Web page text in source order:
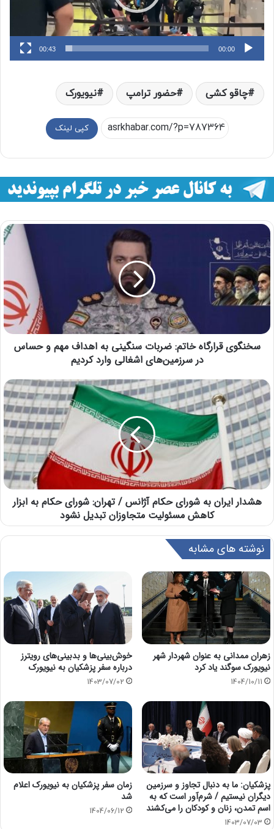
00:00
00:43
چاقو کشی حضور ترامپ نیویورک
کپی لینک
سخنگوی قرارگاه خاتم: ضربات سنگینی به اهداف مهم و حساس
در سرزمین‌های اشغالی وارد کردیم
هشدار ایران به شورای حکام آژانس / تهران: شورای حکام به ابزار
کاهش مسئولیت متجاوزان تبدیل نشود
نوشته های مشابه
زهران ممدانی به عنوان شهردار شهر
نیویورک سوگند یاد کرد
1404/10/11
خوش‌بینی‌ها و بدبینی‌های رویترز
درباره سفر پزشکیان به نیویورک
1403/07/02
پزشکیان: ما به دنبال تجاوز و سرزمین
دیگران نیستیم / شرم‌آور است که به
اسم تمدن، زنان و کودکان را می‌کشند
1403/07/03
زمان سفر پزشکیان به نیویورک اعلام
شد
1404/06/12